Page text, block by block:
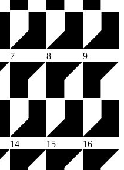
7 8 9
14 15 16